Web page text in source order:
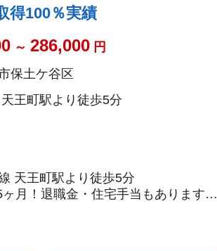
得100％実績
～ 286,000 円
保土ケ谷区
王町駅より徒歩5分
天王町駅より徒歩5分
月！退職金・住宅手当もあります！